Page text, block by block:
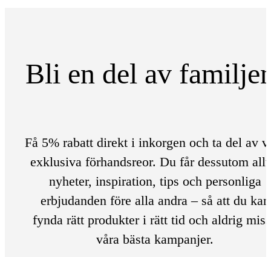
Bli en del av
Få 5% rabatt direkt i inkorgen och ta del av
exklusiva förhandsreor. Du får dessutom
nyheter, inspiration, tips och personliga
erbjudanden före alla andra – så att du kan
fynda rätt produkter i rätt tid och aldrig
våra bästa kampanjer.